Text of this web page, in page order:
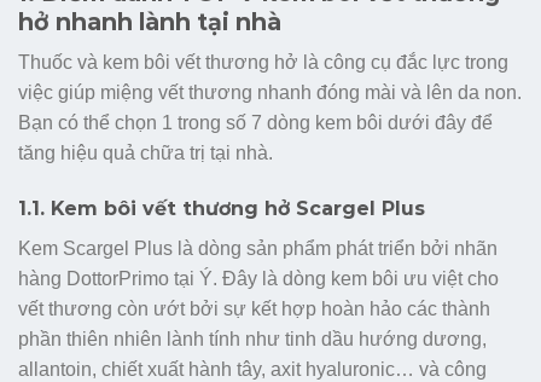
hở nhanh lành tại nhà
Thuốc và kem bôi vết thương hở là công cụ đắc lực trong
việc giúp miệng vết thương nhanh đóng mài và lên da non.
Bạn có thể chọn 1 trong số 7 dòng kem bôi dưới đây để
tăng hiệu quả chữa trị tại nhà.
1.1. Kem bôi vết thương hở Scargel Plus
Kem Scargel Plus là dòng sản phẩm phát triển bởi nhãn
hàng DottorPrimo tại Ý. Đây là dòng kem bôi ưu việt cho
vết thương còn ướt bởi sự kết hợp hoàn hảo các thành
phần thiên nhiên lành tính như tinh dầu hướng dương,
allantoin, chiết xuất hành tây, axit hyaluronic… và công